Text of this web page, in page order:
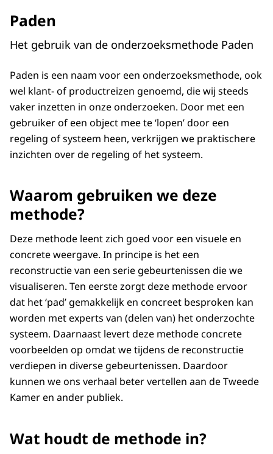
Paden
Het gebruik van de onderzoeksmethode Paden
Paden is een naam voor een onderzoeksmethode, ook
wel klant- of productreizen genoemd, die wij steeds
vaker inzetten in onze onderzoeken. Door met een
gebruiker of een object mee te ‘lopen’ door een
regeling of systeem heen, verkrijgen we praktischere
inzichten over de regeling of het systeem.
Waarom gebruiken we deze
methode?
Deze methode leent zich goed voor een visuele en
concrete weergave. In principe is het een
reconstructie van een serie gebeurtenissen die we
visualiseren. Ten eerste zorgt deze methode ervoor
dat het ‘pad’ gemakkelijk en concreet besproken kan
worden met experts van (delen van) het onderzochte
systeem. Daarnaast levert deze methode concrete
voorbeelden op omdat we tijdens de reconstructie
verdiepen in diverse gebeurtenissen. Daardoor
kunnen we ons verhaal beter vertellen aan de Tweede
Kamer en ander publiek.
Wat houdt de methode in?